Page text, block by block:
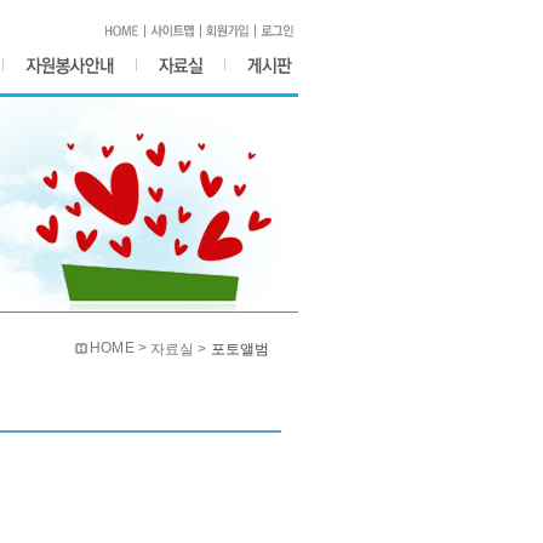
포토앨범
자료실 >
HOME >